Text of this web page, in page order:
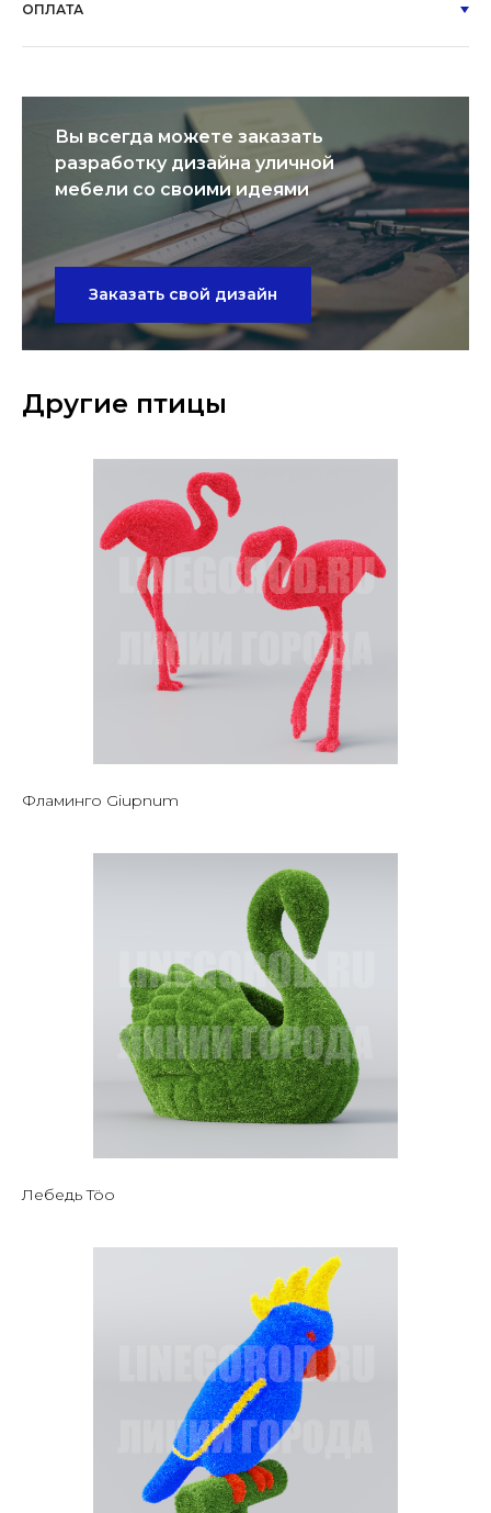
ОПЛАТА
Вы всегда можете заказать
разработку дизайна уличной
мебели со своими идеями
Заказать свой дизайн
Другие птицы
Фламинго Giupnum
Лебедь Töo